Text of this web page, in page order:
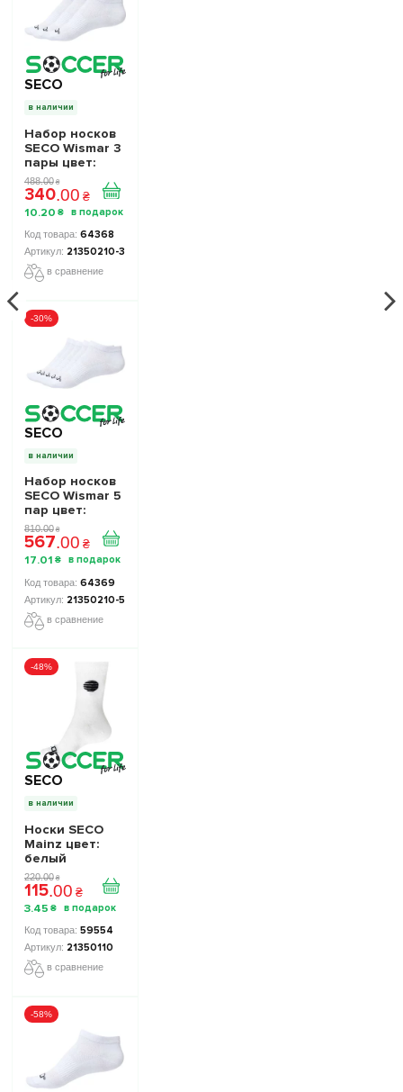
SECO
в наличии
Набор носков
SECO Wismar 3
пары цвет:
белый
488.00 ₴
340.00 ₴
10.20 ₴
64368
21350210-3
в сравнение
-30%
SECO
в наличии
Набор носков
SECO Wismar 5
пар цвет:
белый
810.00 ₴
567.00 ₴
17.01 ₴
64369
21350210-5
в сравнение
-48%
SECO
в наличии
Носки SECO
Mainz цвет:
белый
220.00 ₴
115.00 ₴
3.45 ₴
59554
21350110
в сравнение
-58%